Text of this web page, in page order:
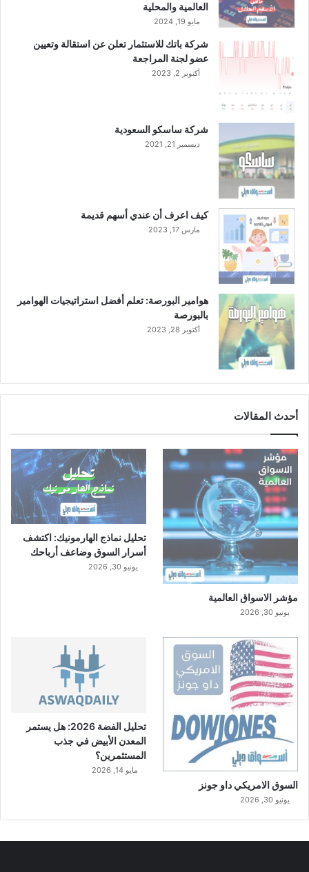
العالمية والمحلية
مايو 19, 2024
شركة باتك للاستثمار تعلن عن استقالة وتعيين
عضو لجنة المراجعة
أكتوبر 2, 2023
شركة ساسكو السعودية
ديسمبر 21, 2021
كيف اعرف أن عندي أسهم قديمة
مارس 17, 2023
هوامير البورصة: تعلم أفضل استراتيجيات الهوامير
بالبورصة
أكتوبر 28, 2023
أحدث المقالات
مؤشر الاسواق العالمية
يونيو 30, 2026
تحليل نماذج الهارمونيك: اكتشف
أسرار السوق وضاعف أرباحك
يونيو 30, 2026
السوق الامريكي داو جونز
يونيو 30, 2026
تحليل الفضة 2026: هل يستمر
المعدن الأبيض في جذب
المستثمرين؟
مايو 14, 2026